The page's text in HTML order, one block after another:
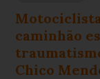
caminhão
Chico